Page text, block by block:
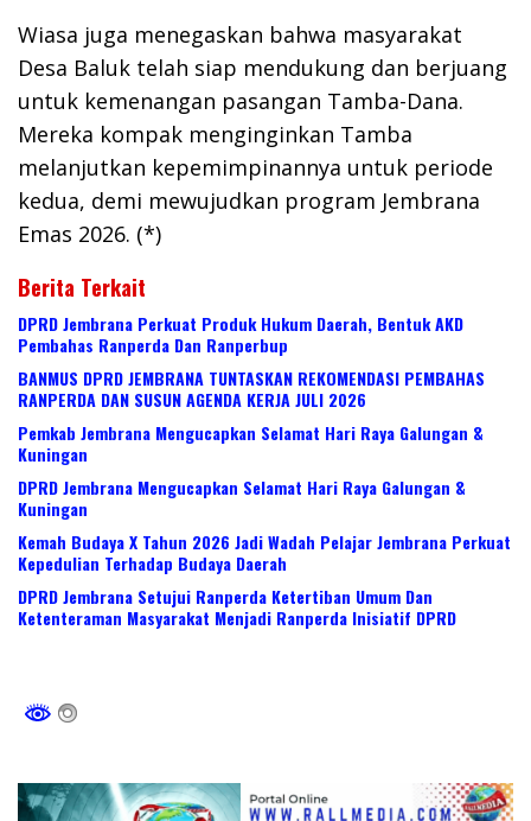
Wiasa juga menegaskan bahwa masyarakat
Desa Baluk telah siap mendukung dan berjuang
untuk kemenangan pasangan Tamba-Dana.
Mereka kompak menginginkan Tamba
melanjutkan kepemimpinannya untuk periode
kedua, demi mewujudkan program Jembrana
Emas 2026. (*)
Berita Terkait
DPRD Jembrana Perkuat Produk Hukum Daerah, Bentuk AKD
Pembahas Ranperda Dan Ranperbup
BANMUS DPRD JEMBRANA TUNTASKAN REKOMENDASI PEMBAHAS
RANPERDA DAN SUSUN AGENDA KERJA JULI 2026
Pemkab Jembrana Mengucapkan Selamat Hari Raya Galungan &
Kuningan
DPRD Jembrana Mengucapkan Selamat Hari Raya Galungan &
Kuningan
Kemah Budaya X Tahun 2026 Jadi Wadah Pelajar Jembrana Perkuat
Kepedulian Terhadap Budaya Daerah
DPRD Jembrana Setujui Ranperda Ketertiban Umum Dan
Ketenteraman Masyarakat Menjadi Ranperda Inisiatif DPRD